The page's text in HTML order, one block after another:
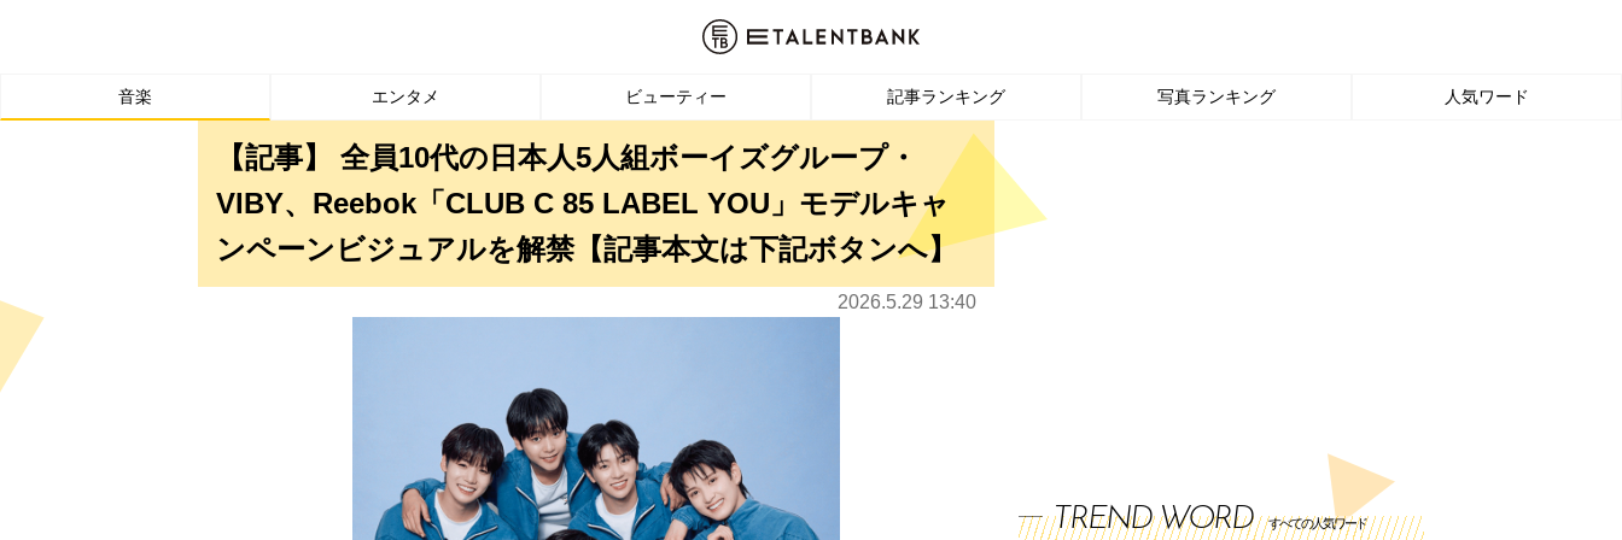
音楽 エンタメ ビューティー 記事ランキング 写真ランキング 人気ワード
【記事】 全員10代の日本人5人組ボーイズグループ・
VIBY、Reebok「CLUB C 85 LABEL YOU」モデルキャ
ンペーンビジュアルを解禁【記事本文は下記ボタンへ】
2026.5.29 13:40
TREND WORD すべての人気ワード